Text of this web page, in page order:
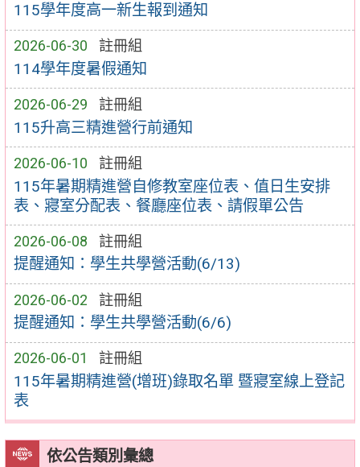
115學年度高一新生報到通知
2026-06-30 註冊組
114學年度暑假通知
2026-06-29 註冊組
115升高三精進營行前通知
2026-06-10 註冊組
115年暑期精進營自修教室座位表、值日生安排
表、寢室分配表、餐廳座位表、請假單公告
2026-06-08 註冊組
提醒通知：學生共學營活動(6/13)
2026-06-02 註冊組
提醒通知：學生共學營活動(6/6)
2026-06-01 註冊組
115年暑期精進營(增班)錄取名單 暨寢室線上登記
表
依公告類別彙總